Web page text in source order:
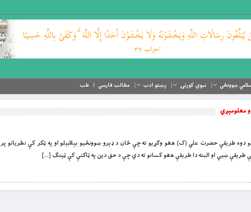
ښوونځی نبوي کورنۍ پښتو ادب مطالب فارسی طب
معلومېږي
دوه طریقې حضرت علي (ک) هغو وګړیو ته چې ځان د ډېرو ښوونځیو بېلابېلو او په ټکر کې نظریاتو پر
طریقې ښیي او البته دا طریقې هغو کسانو ته دي چې د حق دین په ټاکنې کې ټینګ […]